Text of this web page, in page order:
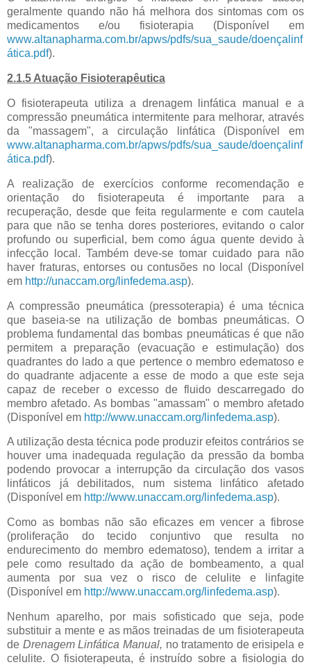
geralmente quando não há melhora dos sintomas com os
medicamentos e/ou fisioterapia (Disponível em
www.altanapharma.com.br/apws/pdfs/sua_saude/doençalinf
ática.pdf).
2.1.5 Atuação Fisioterapêutica
O fisioterapeuta utiliza a drenagem linfática manual e a
compressão pneumática intermitente para melhorar, através
da "massagem", a circulação linfática (Disponível em
www.altanapharma.com.br/apws/pdfs/sua_saude/doençalinf
ática.pdf).
A realização de exercícios conforme recomendação e
orientação do fisioterapeuta é importante para a
recuperação, desde que feita regularmente e com cautela
para que não se tenha dores posteriores, evitando o calor
profundo ou superficial, bem como água quente devido à
infecção local. Também deve-se tomar cuidado para não
haver fraturas, entorses ou contusões no local (Disponível
em http://unaccam.org/linfedema.asp).
A compressão pneumática (pressoterapia) é uma técnica
que baseia-se na utilização de bombas pneumáticas. O
problema fundamental das bombas pneumáticas é que não
permitem a preparação (evacuação e estimulação) dos
quadrantes do lado a que pertence o membro edematoso e
do quadrante adjacente a esse de modo a que este seja
capaz de receber o excesso de fluido descarregado do
membro afetado. As bombas "amassam" o membro afetado
(Disponível em http://www.unaccam.org/linfedema.asp).
A utilização desta técnica pode produzir efeitos contrários se
houver uma inadequada regulação da pressão da bomba
podendo provocar a interrupção da circulação dos vasos
linfáticos já debilitados, num sistema linfático afetado
(Disponível em http://www.unaccam.org/linfedema.asp).
Como as bombas não são eficazes em vencer a fibrose
(proliferação do tecido conjuntivo que resulta no
endurecimento do membro edematoso), tendem a irritar a
pele como resultado da ação de bombeamento, a qual
aumenta por sua vez o risco de celulite e linfagite
(Disponível em http://www.unaccam.org/linfedema.asp).
Nenhum aparelho, por mais sofisticado que seja, pode
substituir a mente e as mãos treinadas de um fisioterapeuta
de Drenagem Linfática Manual, no tratamento de erisipela e
celulite. O fisioterapeuta, é instruído sobre a fisiologia do